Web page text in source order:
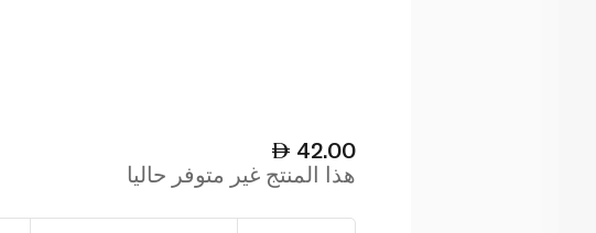
42.00
هذا المنتج غير متوفر حاليا